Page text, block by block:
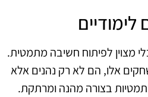
מצוין לפיתוח חשיבה מתמטית.
אלו, הם לא רק נהנים אלא
בצורה מהנה ומרתקת.